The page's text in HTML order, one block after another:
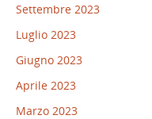
Settembre 2023
Luglio 2023
Giugno 2023
Aprile 2023
Marzo 2023